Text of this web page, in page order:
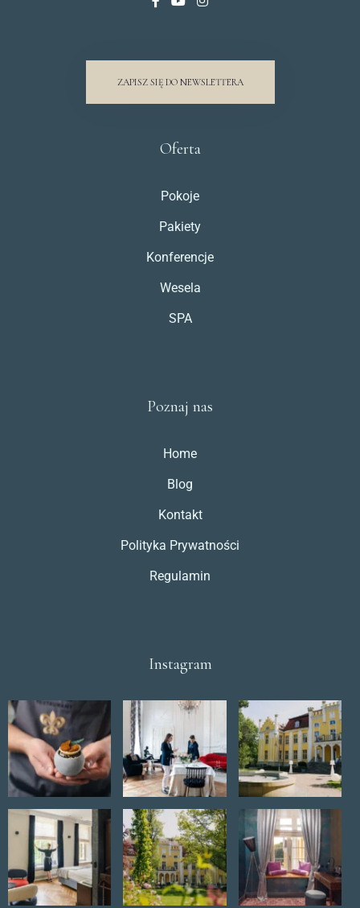
ZAPISZ SIĘ DO NEWSLETTERA
Oferta
Pokoje
Pakiety
Konferencje
Wesela
SPA
Poznaj nas
Home
Blog
Kontakt
Polityka Prywatności
Regulamin
Instagram